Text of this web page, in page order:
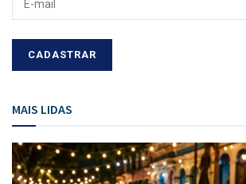
MAIS LIDAS